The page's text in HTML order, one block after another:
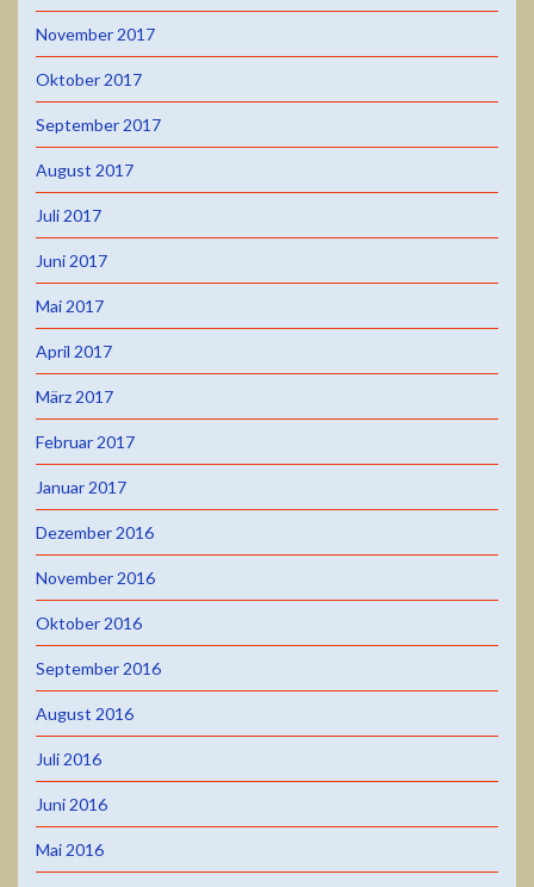
November 2017
Oktober 2017
September 2017
August 2017
Juli 2017
Juni 2017
Mai 2017
April 2017
März 2017
Februar 2017
Januar 2017
Dezember 2016
November 2016
Oktober 2016
September 2016
August 2016
Juli 2016
Juni 2016
Mai 2016